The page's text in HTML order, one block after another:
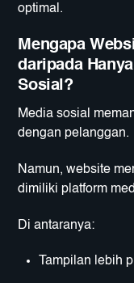
optimal.
Mengapa
daripada
Sosial?
Media sosial
dengan pelanggan.
Namun, website
dimiliki platform
Di antaranya:
Tampilan lebih